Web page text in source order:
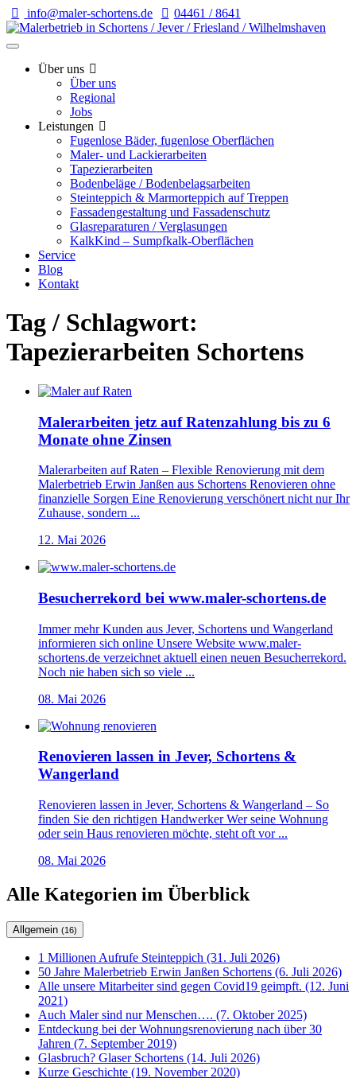
info@maler-schortens.de 04461 / 8641
Über uns
Über uns
Regional
Jobs
Leistungen
Fugenlose Bäder, fugenlose Oberflächen
Maler- und Lackierarbeiten
Tapezierarbeiten
Bodenbeläge / Bodenbelagsarbeiten
Steinteppich & Marmorteppich auf Treppen
Fassadengestaltung und Fassadenschutz
Glasreparaturen / Verglasungen
KalkKind – Sumpfkalk-Oberflächen
Service
Blog
Kontakt
Tag / Schlagwort:
Tapezierarbeiten Schortens
Malerarbeiten jetz auf Ratenzahlung bis zu 6
Monate ohne Zinsen
Malerarbeiten auf Raten – Flexible Renovierung mit dem
Malerbetrieb Erwin Janßen aus Schortens Renovieren ohne
finanzielle Sorgen Eine Renovierung verschönert nicht nur Ihr
Zuhause, sondern ...
12. Mai 2026
Besucherrekord bei www.maler-schortens.de
Immer mehr Kunden aus Jever, Schortens und Wangerland
informieren sich online Unsere Website www.maler-
schortens.de verzeichnet aktuell einen neuen Besucherrekord.
Noch nie haben sich so viele ...
08. Mai 2026
Renovieren lassen in Jever, Schortens &
Wangerland
Renovieren lassen in Jever, Schortens & Wangerland – So
finden Sie den richtigen Handwerker Wer seine Wohnung
oder sein Haus renovieren möchte, steht oft vor ...
08. Mai 2026
Alle Kategorien im Überblick
Allgemein (16)
1 Millionen Aufrufe Steinteppich (31. Juli 2026)
50 Jahre Malerbetrieb Erwin Janßen Schortens (6. Juli 2026)
Alle unsere Mitarbeiter sind gegen Covid19 geimpft. (12. Juni
2021)
Auch Maler sind nur Menschen…. (7. Oktober 2025)
Entdeckung bei der Wohnungsrenovierung nach über 30
Jahren (7. September 2019)
Glasbruch? Glaser Schortens (14. Juli 2026)
Kurze Geschichte (19. November 2020)